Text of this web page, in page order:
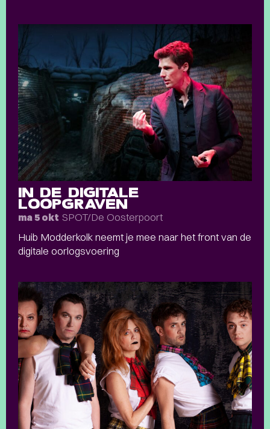
IN DE DIGITALE
LOOPGRAVEN
ma 5 okt SPOT/De Oosterpoort
Huib Modderkolk neemt je mee naar het front van de
digitale oorlogsvoering